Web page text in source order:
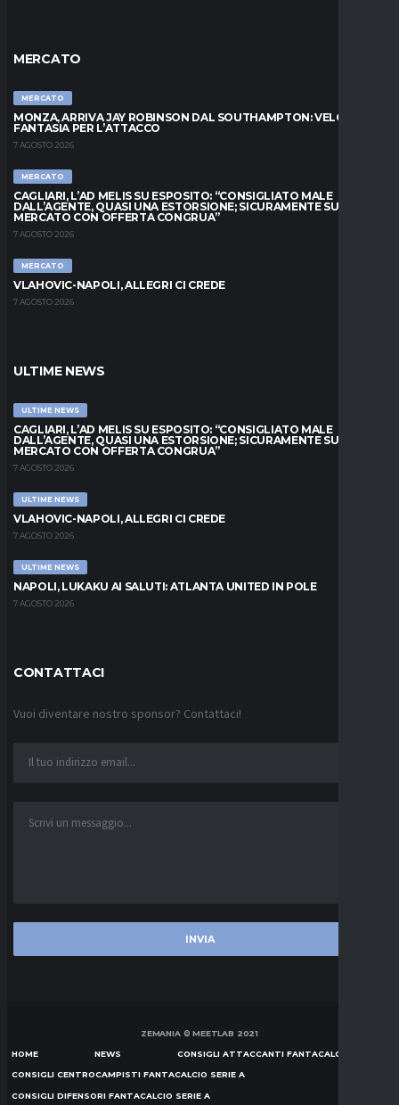
MERCATO
MERCATO
MONZA, ARRIVA JAY ROBINSON DAL SOUTHAMPTON: VELOCITÀ E
FANTASIA PER L’ATTACCO
7 AGOSTO 2026
MERCATO
CAGLIARI, L’AD MELIS SU ESPOSITO: “CONSIGLIATO MALE
DALL’AGENTE, QUASI UNA ESTORSIONE; SICURAMENTE SUL
MERCATO CON OFFERTA CONGRUA”
7 AGOSTO 2026
MERCATO
VLAHOVIC-NAPOLI, ALLEGRI CI CREDE
7 AGOSTO 2026
ULTIME NEWS
ULTIME NEWS
CAGLIARI, L’AD MELIS SU ESPOSITO: “CONSIGLIATO MALE
DALL’AGENTE, QUASI UNA ESTORSIONE; SICURAMENTE SUL
MERCATO CON OFFERTA CONGRUA”
7 AGOSTO 2026
ULTIME NEWS
VLAHOVIC-NAPOLI, ALLEGRI CI CREDE
7 AGOSTO 2026
ULTIME NEWS
NAPOLI, LUKAKU AI SALUTI: ATLANTA UNITED IN POLE
7 AGOSTO 2026
CONTATTACI
Vuoi diventare nostro sponsor? Contattaci!
ZEMANIA © MEETLAB 2021
HOME NEWS CONSIGLI ATTACCANTI FANTACALCIO SERIE A
CONSIGLI CENTROCAMPISTI FANTACALCIO SERIE A
CONSIGLI DIFENSORI FANTACALCIO SERIE A